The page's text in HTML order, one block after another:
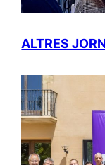
ALTRES